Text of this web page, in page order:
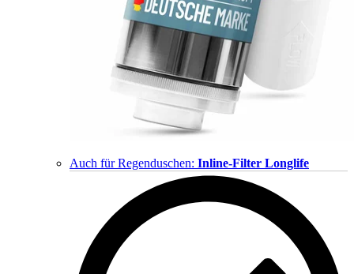
Auch für Regenduschen: Inline-Filter Longlife